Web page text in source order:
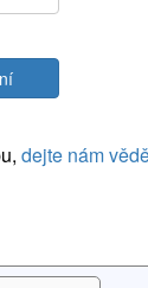
dejte nám